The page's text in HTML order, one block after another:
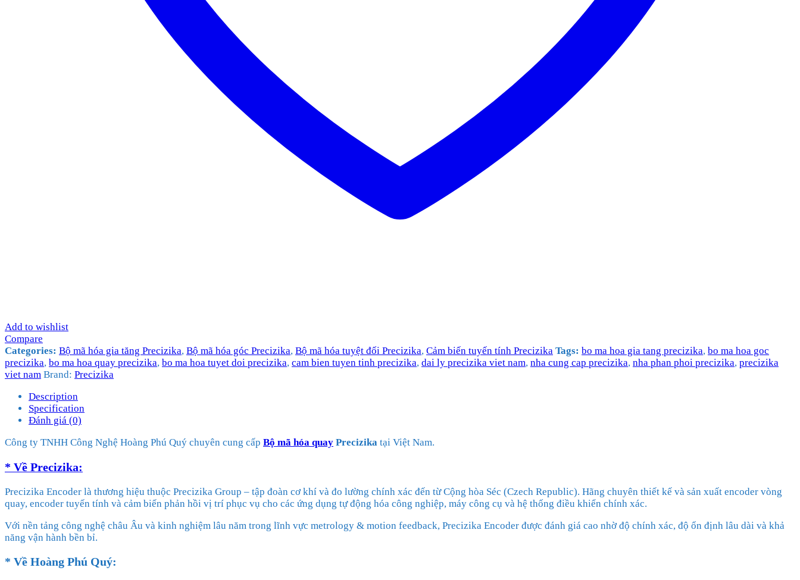
Add to wishlist
Compare
Categories: Bộ mã hóa gia tăng Precizika, Bộ mã hóa góc Precizika, Bộ mã hóa tuyệt đối Precizika, Cảm biến tuyến tính Precizika Tags: bo ma hoa gia tang precizika, bo ma hoa goc
precizika, bo ma hoa quay precizika, bo ma hoa tuyet doi precizika, cam bien tuyen tinh precizika, dai ly precizika viet nam, nha cung cap precizika, nha phan phoi precizika, precizika
viet nam Brand: Precizika
Description
Specification
Đánh giá (0)
Công ty TNHH Công Nghệ Hoàng Phú Quý chuyên cung cấp Bộ mã hóa quay Precizika tại Việt Nam.
* Về Precizika:
Precizika Encoder là thương hiệu thuộc Precizika Group – tập đoàn cơ khí và đo lường chính xác đến từ Cộng hòa Séc (Czech Republic). Hãng chuyên thiết kế và sản xuất encoder vòng
quay, encoder tuyến tính và cảm biến phản hồi vị trí phục vụ cho các ứng dụng tự động hóa công nghiệp, máy công cụ và hệ thống điều khiển chính xác.
Với nền tảng công nghệ châu Âu và kinh nghiệm lâu năm trong lĩnh vực metrology & motion feedback, Precizika Encoder được đánh giá cao nhờ độ chính xác, độ ổn định lâu dài và khả
năng vận hành bền bỉ.
* Về Hoàng Phú Quý: